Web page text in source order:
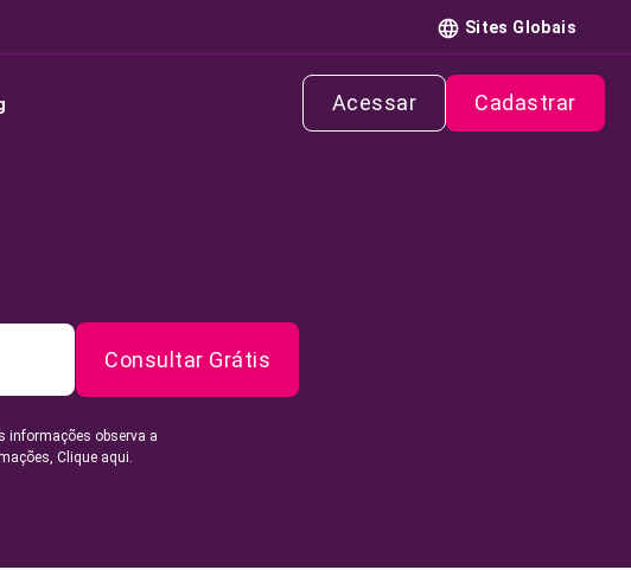
Sites Globais
Acessar Cadastrar
Consultar Grátis
informações observa a
Clique aqui.